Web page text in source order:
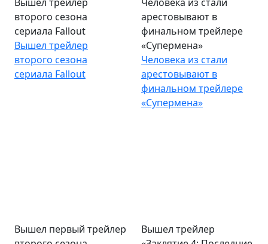
второго сезона
сериала Fallout
Вышел трейлер
второго сезона
сериала Fallout
арестовывают в
финальном трейлере
«Супермена»
Человека из стали
арестовывают в
финальном трейлере
«Супермена»
Вышел первый трейлер
Вышел трейлер